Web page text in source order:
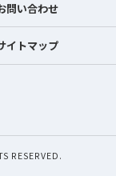
問い合わせ
イトマップ
RESERVED.